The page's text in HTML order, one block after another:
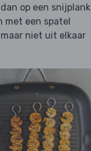
op een snijplank
met een spatel
niet uit elkaar